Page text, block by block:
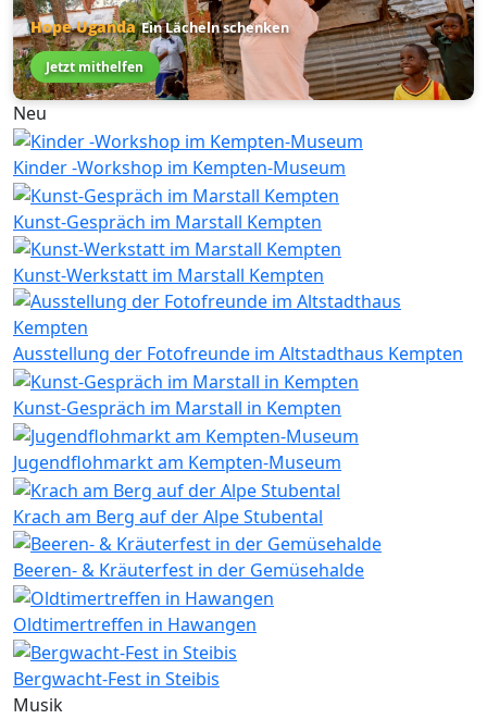
Hope Uganda Ein Lächeln schenken
Jetzt mithelfen
Neu
Kinder -Workshop im Kempten-Museum
Kunst-Gespräch im Marstall Kempten
Kunst-Werkstatt im Marstall Kempten
Ausstellung der Fotofreunde im Altstadthaus Kempten
Kunst-Gespräch im Marstall in Kempten
Jugendflohmarkt am Kempten-Museum
Krach am Berg auf der Alpe Stubental
Beeren- & Kräuterfest in der Gemüsehalde
Oldtimertreffen in Hawangen
Bergwacht-Fest in Steibis
Musik